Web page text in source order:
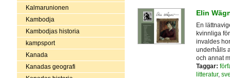
Kalmarunionen
Kambodja
Kambodjas historia
kampsport
Kanada
Kanadas geografi
Elin
En
kvinnliga
invaldes
underhålls
och annat
Taggar:
litteratur,